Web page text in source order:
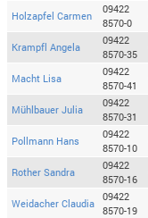
Holzapfel Carmen
09422
8570-0
Krampfl Angela
09422
8570-35
Macht Lisa
09422
8570-41
Mühlbauer Julia
09422
8570-31
Pollmann Hans
09422
8570-10
Rother Sandra
09422
8570-16
Weidacher Claudia
09422
8570-19